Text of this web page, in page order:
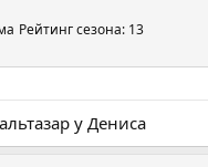
Рейтинг сезона: 13
у Дениса